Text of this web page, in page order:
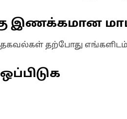
இணக்கமான
தற்போது